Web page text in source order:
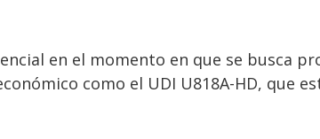
en el momento en que se busca
como el UDI U818A-HD, que